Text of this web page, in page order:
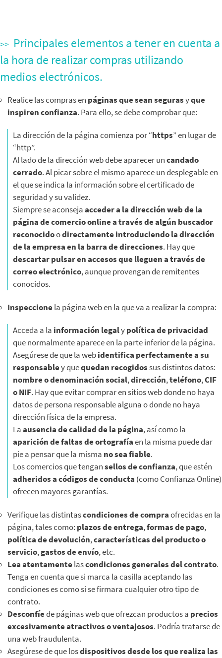
Principales elementos a tener en cuenta a
la hora de realizar compras utilizando
medios electrónicos.
Realice las compras en páginas que sean segurasyque
inspiren confianza. Para ello, se debe comprobar que:
La dirección de la página comienza por “https” en lugar de
“http”.
Al lado de la dirección web debe aparecer uncandado
cerrado. Al picar sobre el mismo aparece un desplegable en
el que se indica la información sobre el certificado de
seguridad y su validez.
Siempre se aconsejaacceder a la dirección web de la
página de comercio online a través de algún buscador
reconocidoodirectamente introduciendo la dirección
de la empresa en la barra de direcciones. Hay que
descartar pulsar en accesos que lleguen a través de
correo electrónico, aunque provengan de remitentes
conocidos.
Inspeccionela página web en la que va a realizar la compra:
Acceda a la información legalypolítica de privacidad
que normalmente aparece en la parte inferior de la página.
Asegúrese de que la webidentifica perfectamente a su
responsabley quequedan recogidossus distintos datos:
nombre o denominación social,dirección,teléfono,CIF
o NIF. Hay que evitar comprar en sitios web donde no haya
datos de persona responsable alguna o donde no haya
dirección física de la empresa.
Laausencia de calidad de la página, así como la
aparición de faltas de ortografíaen la misma puede dar
pie a pensar que la misma no sea fiable.
Los comercios que tengansellos de confianza, que estén
adheridos a códigos de conducta (como Confianza Online)
ofrecen mayores garantías.
Verifique las distintascondiciones de compraofrecidas en la
página, tales como: plazos de entrega,formas de pago,
política de devolución,características del producto o
servicio,gastos de envío, etc.
Lea atentamentelascondiciones generales del contrato.
Tenga en cuenta que si marca la casilla aceptando las
condiciones es como si se firmara cualquier otro tipo de
contrato.
Desconfíede páginas web que ofrezcan productos a precios
excesivamente atractivos o ventajosos. Podría tratarse de
una web fraudulenta.
Asegúrese de que losdispositivos desde los que realiza las